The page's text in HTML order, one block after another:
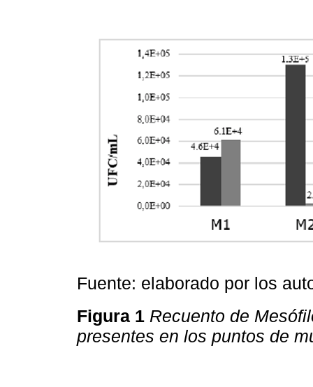
Fuente: elaborado por los
Figura 1 Recuento de
presentes en los puntos de